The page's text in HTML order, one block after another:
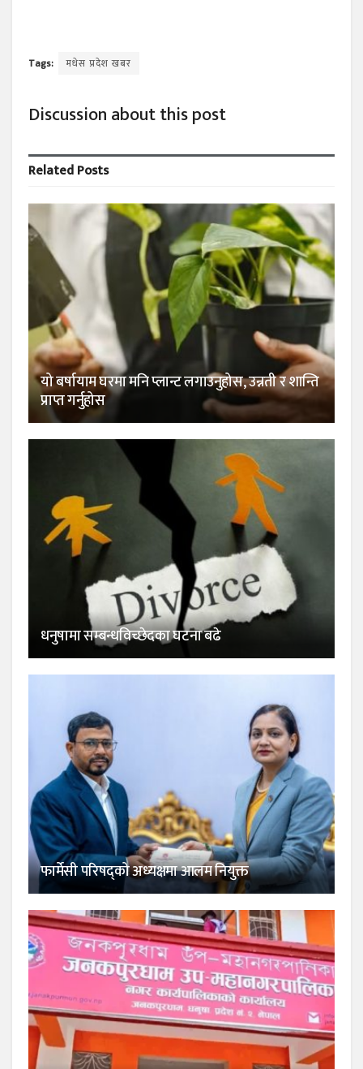
Tags: मधेस प्रदेश खबर
Discussion about this post
RelatedPosts
यो बर्षायाम घरमा मनि प्लान्ट लगाउनुहोस, उन्नती र शान्ति
प्राप्त गर्नुहोस
धनुषामा सम्बन्धविच्छेदका घटना बढे
फार्मेसी परिषद्को अध्यक्षमा आलम नियुक्त